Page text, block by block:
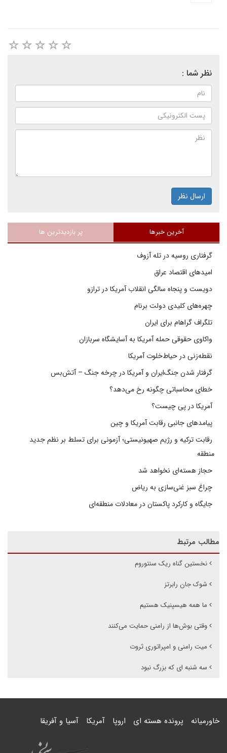
نظر شما :
ارسال نظر
آخرین خبرها پر بازدیدترین ها
گرفتاری روسیه در تله آزوف
امیدهای اقتصاد عراق
دویست و پنجاه سالگی انقلاب آمریکا در ترازو
چهره‌های کلیدی دولت برنام
تلگراف گراهام برای ایران
واکاوی حقوقی حمله آمریکا به آسایشگاه سربازان
نقطه‌زنی در حیاط‌خلوت آمریکا
گرفتار شدن جنگ‌ایران و آمریکا در چرخه جنگ – آتش‌بس
خطای محاسباتی چگونه رخ می‌دهد؟
آمریکا در پی چیست؟
پیامدهای جانبی رقابت آمریکا و چین
رقابت ترکیه و رژیم صهیونیستی؛ آزمونی برای تسلط بر نظم جدید
منطقه
حجاز هسته‌ای نخواهد شد
چراغ سبز غنی‌سازی به ریاض
جایگاه و کارکرد پاکستان در معادلات منطقه‌ای
مطالب مرتبط
نخستین گناه ریک سنتوروم
شوک جان رابرتز
ما همه هیسپنیک هستیم
وقتی بوش‌ها از رامنی حمایت می‌کنند
میت رامنی و امپراتوری ثروت
سه شنبه ای که بزرگ نبود
خاورمیانه پرونده هسته ای اروپا آمریکا آسیا و آفریقا